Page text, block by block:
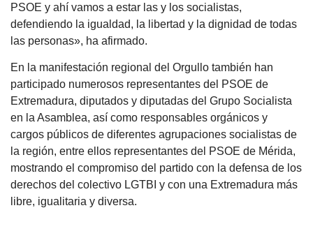
PSOE y ahí vamos a estar las y los socialistas,
defendiendo la igualdad, la libertad y la dignidad de todas
las personas», ha afirmado.
En la manifestación regional del Orgullo también han
participado numerosos representantes del PSOE de
Extremadura, diputados y diputadas del Grupo Socialista
en la Asamblea, así como responsables orgánicos y
cargos públicos de diferentes agrupaciones socialistas de
la región, entre ellos representantes del PSOE de Mérida,
mostrando el compromiso del partido con la defensa de los
derechos del colectivo LGTBI y con una Extremadura más
libre, igualitaria y diversa.